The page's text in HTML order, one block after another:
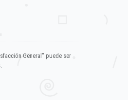
General" puede ser